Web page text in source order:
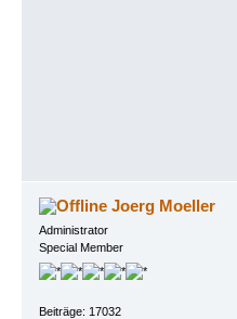
Joerg Moeller
Administrator
Special Member
Beiträge: 17032